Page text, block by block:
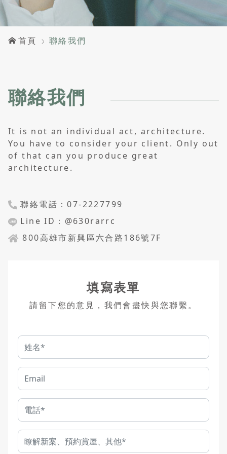
首頁 聯絡我們
聯絡我們
It is not an individual act, architecture.
You have to consider your client. Only out
of that can you produce great
architecture.
聯絡電話：07-2227799
Line ID：@630rarrc
800高雄市新興區六合路186號7F
填寫表單
請留下您的意見，我們會盡快與您聯繫。